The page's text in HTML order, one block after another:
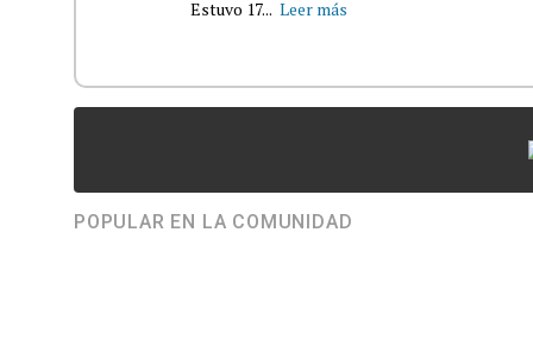
Estuvo 17... Leer más
POPULAR EN LA COMUNIDAD